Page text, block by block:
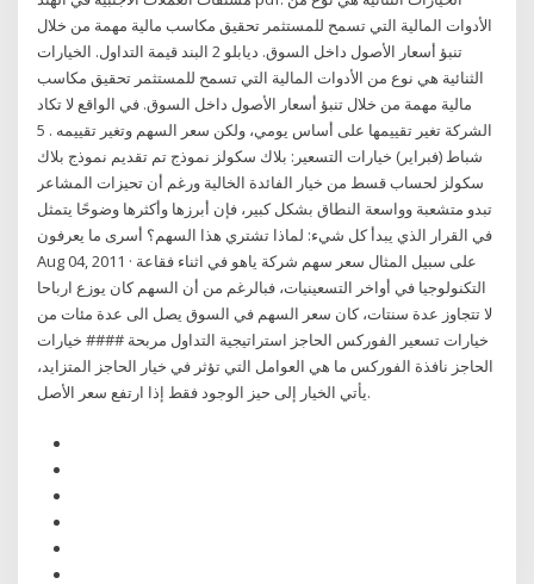
الأدوات المالية التي تسمح للمستثمر تحقيق مكاسب مالية مهمة من خلال
تنبؤ أسعار الأصول داخل السوق. ديابلو 2 البند قيمة التداول. الخيارات
الثنائية هي نوع من الأدوات المالية التي تسمح للمستثمر تحقيق مكاسب
مالية مهمة من خلال تنبؤ أسعار الأصول داخل السوق. في الواقع لا تكاد
الشركة تغير تقييمها على أساس يومي، ولكن سعر السهم وتغير تقييمه . 5
شباط (فبراير) خيارات التسعير: بلاك سكولز نموذج تم تقديم نموذج بلاك
سكولز لحساب قسط من خيار الفائدة الخالية ورغم أن تحيزات المشاعر
تبدو متشعبة وواسعة النطاق بشكل كبير، فإن أبرزها وأكثرها وضوحًا يتمثل
في القرار الذي يبدأ كل شيء: لماذا تشتري هذا السهم؟ أسرى ما يعرفون
Aug 04, 2011 · على سبيل المثال سعر سهم شركة ياهو في اثناء فقاعة
التكنولوجيا في أواخر التسعينيات، فبالرغم من أن السهم كان يوزع ارباحا
لا تتجاوز عدة سنتات، كان سعر السهم في السوق يصل الى عدة مئات من
خيارات تسعير الفوركس الحاجز استراتيجية التداول مربحة #### خيارات
الحاجز نافذة الفوركس ما هي العوامل التي تؤثر في خيار الحاجز المتزايد،
يأتي الخيار إلى حيز الوجود فقط إذا ارتفع سعر الأصل.